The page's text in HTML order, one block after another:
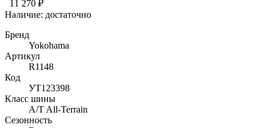
11 270 ₽
Наличие: достаточно
Бренд
Yokohama
Артикул
R1148
Код
УТ123398
Класс шины
A/T All-Terrain
Сезонность